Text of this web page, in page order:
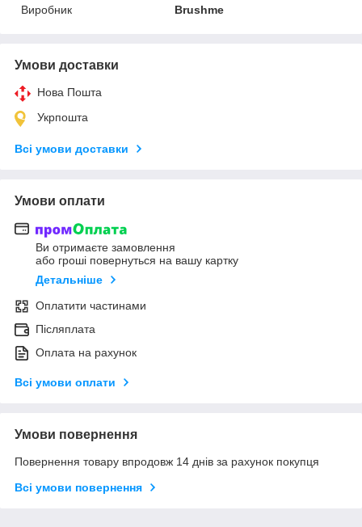
Виробник
Brushme
Умови доставки
Нова Пошта
Укрпошта
Всі умови доставки
Умови оплати
Ви отримаєте замовлення
або гроші повернуться на вашу картку
Детальніше
Оплатити частинами
Післяплата
Оплата на рахунок
Всі умови оплати
Умови повернення
Повернення товару впродовж 14 днів за рахунок покупця
Всі умови повернення